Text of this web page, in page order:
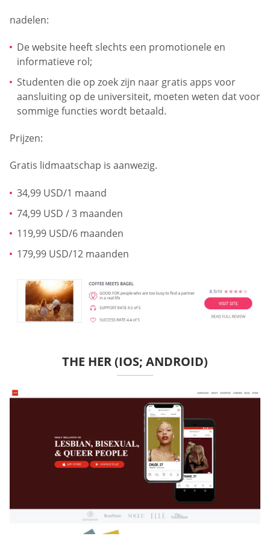
nadelen:
De website heeft slechts een promotionele en
informatieve rol;
Studenten die op zoek zijn naar gratis apps voor
aansluiting op de universiteit, moeten weten dat voor
sommige functies wordt betaald.
Prijzen:
Gratis lidmaatschap is aanwezig.
34,99 USD/1 maand
74,99 USD / 3 maanden
119,99 USD/6 maanden
179,99 USD/12 maanden
THE HER (IOS; ANDROID)